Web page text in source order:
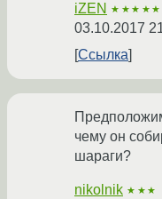
iZEN ★★★★★
03.10.2017
Ссылка
чему он
шараги?
nikolnik ★★★